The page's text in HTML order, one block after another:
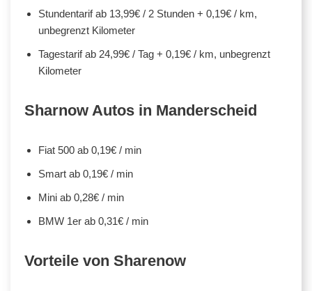
Stundentarif ab 13,99€ / 2 Stunden + 0,19€ / km,
unbegrenzt Kilometer
Tagestarif ab 24,99€ / Tag + 0,19€ / km, unbegrenzt
Kilometer
Sharnow Autos in Manderscheid
Fiat 500 ab 0,19€ / min
Smart ab 0,19€ / min
Mini ab 0,28€ / min
BMW 1er ab 0,31€ / min
Vorteile von Sharenow